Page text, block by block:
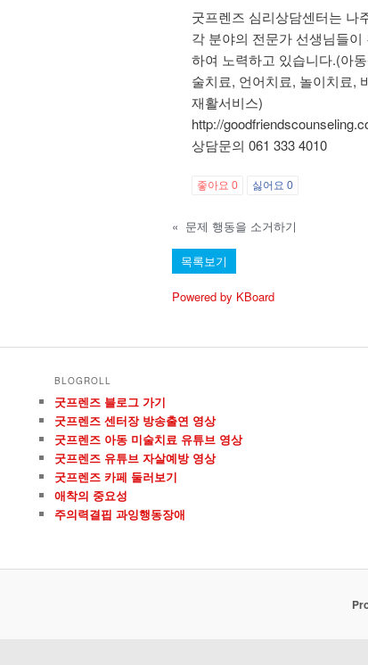
굿프렌즈 심리상담센터는 나
각 분야의 전문가 선생님들
하여 노력하고 있습니다.(아
술치료, 언어치료, 놀이치료,
재활서비스)
http://
상담문의 061 333 4010
좋아요 0 싫어요 0
« 문제 행동을 소거하기
목록보기
Powered by KBoard
BLOGROLL
굿프렌즈 블로그 가기
굿프렌즈 센터장 방송출연 영상
굿프렌즈 아동 미술치료 유튜브 영상
굿프렌즈 유튜브 자살예방 영상
굿프렌즈 카페 둘러보기
애착의 중요성
주의력결핍 과잉행동장애